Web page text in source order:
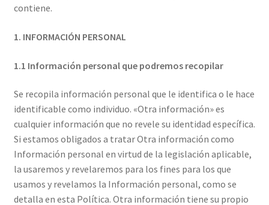
contiene.
1. INFORMACIÓN PERSONAL
1.1 Información personal que podremos recopilar
Se recopila información personal que le identifica o le hace
identificable como individuo. «Otra información» es
cualquier información que no revele su identidad específica.
Si estamos obligados a tratar Otra información como
Información personal en virtud de la legislación aplicable,
la usaremos y revelaremos para los fines para los que
usamos y revelamos la Información personal, como se
detalla en esta Política. Otra información tiene su propio